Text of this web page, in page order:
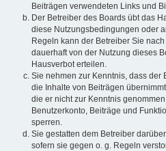
Beiträgen verwendeten Links und
Der Betreiber des Boards übt das
diese Nutzungsbedingungen oder
Regeln kann der Betreiber Sie
dauerhaft von der Nutzung dieses
Hausverbot erteilen.
Sie nehmen zur Kenntnis, dass der
die Inhalte von Beiträgen
die er nicht zur Kenntnis
Benutzerkonto, Beiträge und
sperren.
Sie gestatten dem Betreiber
sofern sie gegen o. g. Regeln